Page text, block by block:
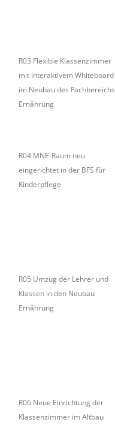
R03 Flexible Klassenzimmer
mit interaktivem Whiteboard
im Neubau des Fachbereichs
Ernährung
R04 MNE-Raum neu
eingerichtet in der BFS für
Kinderpflege
R05 Umzug der Lehrer und
Klassen in den Neubau
Ernährung
R06 Neue Einrichtung der
Klassenzimmer im Altbau